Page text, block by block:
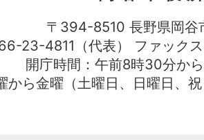
〒394-8510 長野県岡谷
23-4811（代表） ファッ
開庁時間：午前8時30分か
から金曜（土曜日、日曜日、